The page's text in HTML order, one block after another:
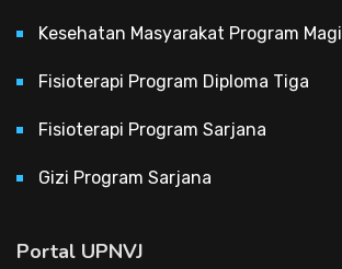
Kesehatan Masyarakat Program
Fisioterapi Program Diploma Tiga
Fisioterapi Program Sarjana
Gizi Program Sarjana
Portal UPNVJ